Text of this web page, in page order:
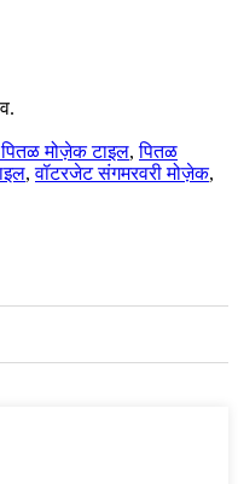
मोज़ेक टाइल,पितळ
,वॉटरजेट संगमरवरी मोज़ेक,